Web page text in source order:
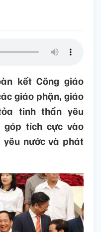
kết Công giáo
giáo phận, giáo
tinh thần yêu
góp tích cực vào
nước và phát